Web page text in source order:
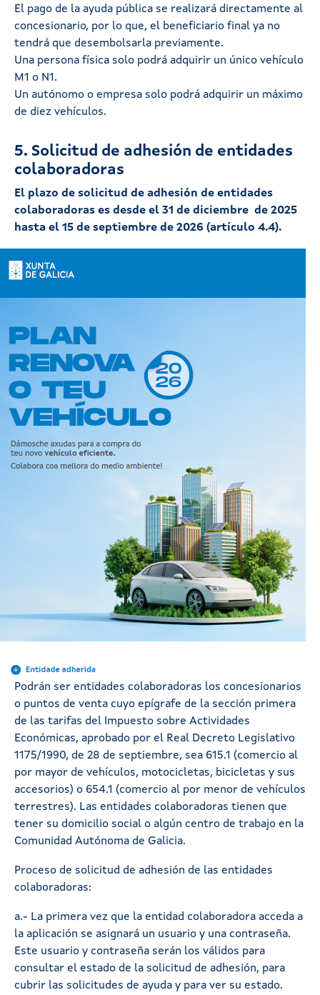
El pago de la ayuda pública se realizará directamente al
concesionario, por lo que, el beneficiario final ya no
tendrá que desembolsarla previamente.
Una persona física solo podrá adquirir un único vehículo
M1 o N1.
Un autónomo o empresa solo podrá adquirir un máximo
de diez vehículos.
5. Solicitud de adhesión de entidades
colaboradoras
El plazo de solicitud de adhesión de entidades
colaboradoras es desde el 31 de diciembre de 2025
hasta el 15 de septiembre de 2026 (artículo 4.4).
Podrán ser entidades colaboradoras los concesionarios
o puntos de venta cuyo epígrafe de la sección primera
de las tarifas del Impuesto sobre Actividades
Económicas, aprobado por el Real Decreto Legislativo
1175/1990, de 28 de septiembre, sea 615.1 (comercio al
por mayor de vehículos, motocicletas, bicicletas y sus
accesorios) o 654.1 (comercio al por menor de vehículos
terrestres). Las entidades colaboradoras tienen que
tener su domicilio social o algún centro de trabajo en la
Comunidad Autónoma de Galicia.
Proceso de solicitud de adhesión de las entidades
colaboradoras:
a.- La primera vez que la entidad colaboradora acceda a
la aplicación se asignará un usuario y una contraseña.
Este usuario y contraseña serán los válidos para
consultar el estado de la solicitud de adhesión, para
cubrir las solicitudes de ayuda y para ver su estado.